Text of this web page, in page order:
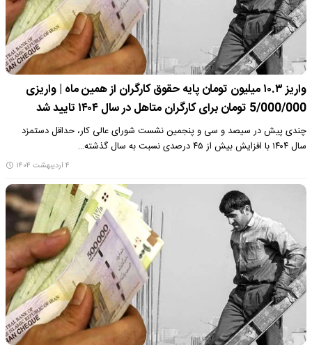
واریز ۱۰.۳ میلیون تومان پایه حقوق کارگران از همین ماه | واریزی
5/000/000 تومان برای کارگران متاهل در سال ۱۴۰۴ تایید شد
چندی پیش در سیصد و سی و پنجمین نشست شورای عالی کار، حداقل دستمزد
سال ۱۴۰۴ با افزایش بیش از ۴۵ درصدی نسبت به سال گذشته…
۴ اردیبهشت ۱۴۰۴